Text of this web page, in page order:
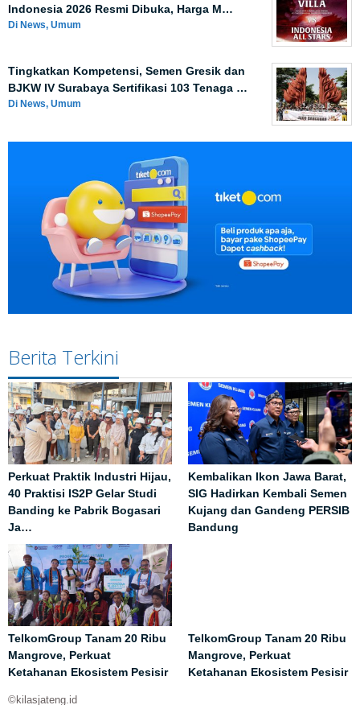
Indonesia 2026 Resmi Dibuka, Harga M…
Di News, Umum
Tingkatkan Kompetensi, Semen Gresik dan
BJKW IV Surabaya Sertifikasi 103 Tenaga …
Di News, Umum
Berita Terkini
Perkuat Praktik Industri Hijau,
40 Praktisi IS2P Gelar Studi
Banding ke Pabrik Bogasari
Ja…
Kembalikan Ikon Jawa Barat,
SIG Hadirkan Kembali Semen
Kujang dan Gandeng PERSIB
Bandung
TelkomGroup Tanam 20 Ribu
Mangrove, Perkuat
Ketahanan Ekosistem Pesisir
TelkomGroup Tanam 20 Ribu
Mangrove, Perkuat
Ketahanan Ekosistem Pesisir
©kilasjateng.id